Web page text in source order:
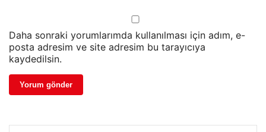
Daha sonraki yorumlarımda kullanılması için adım, e-
posta adresim ve site adresim bu tarayıcıya
kaydedilsin.